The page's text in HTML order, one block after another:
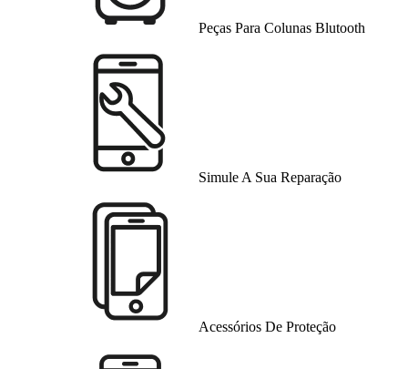
Peças Para Colunas Blutooth
Simule A Sua Reparação
Acessórios De Proteção